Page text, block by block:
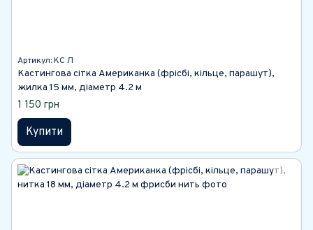
Артикул: КС Л
Кастингова сітка Американка (фрісбі, кільце, парашут),
жилка 15 мм, діаметр 4.2 м
1 150 грн
Купити